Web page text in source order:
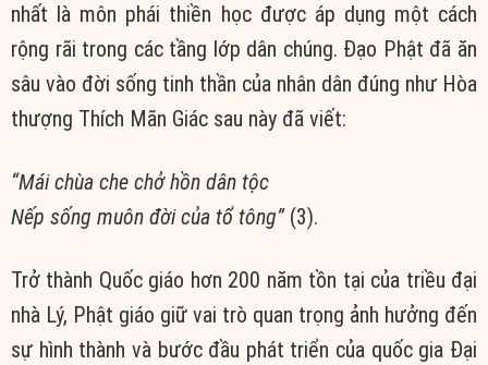
nhất là môn phái thiền học được áp dụng một cách
rộng rãi trong các tầng lớp dân chúng. Đạo Phật đã ăn
sâu vào đời sống tinh thần của nhân dân đúng như Hòa
thượng Thích Mãn Giác sau này đã viết:
“Mái chùa che chở hồn dân tộc
Nếp sống muôn đời của tổ tông”(3).
Trở thành Quốc giáo hơn 200 năm tồn tại của triều đại
nhà Lý, Phật giáo giữ vai trò quan trọng ảnh hưởng đến
sự hình thành và bước đầu phát triển của quốc gia Đại